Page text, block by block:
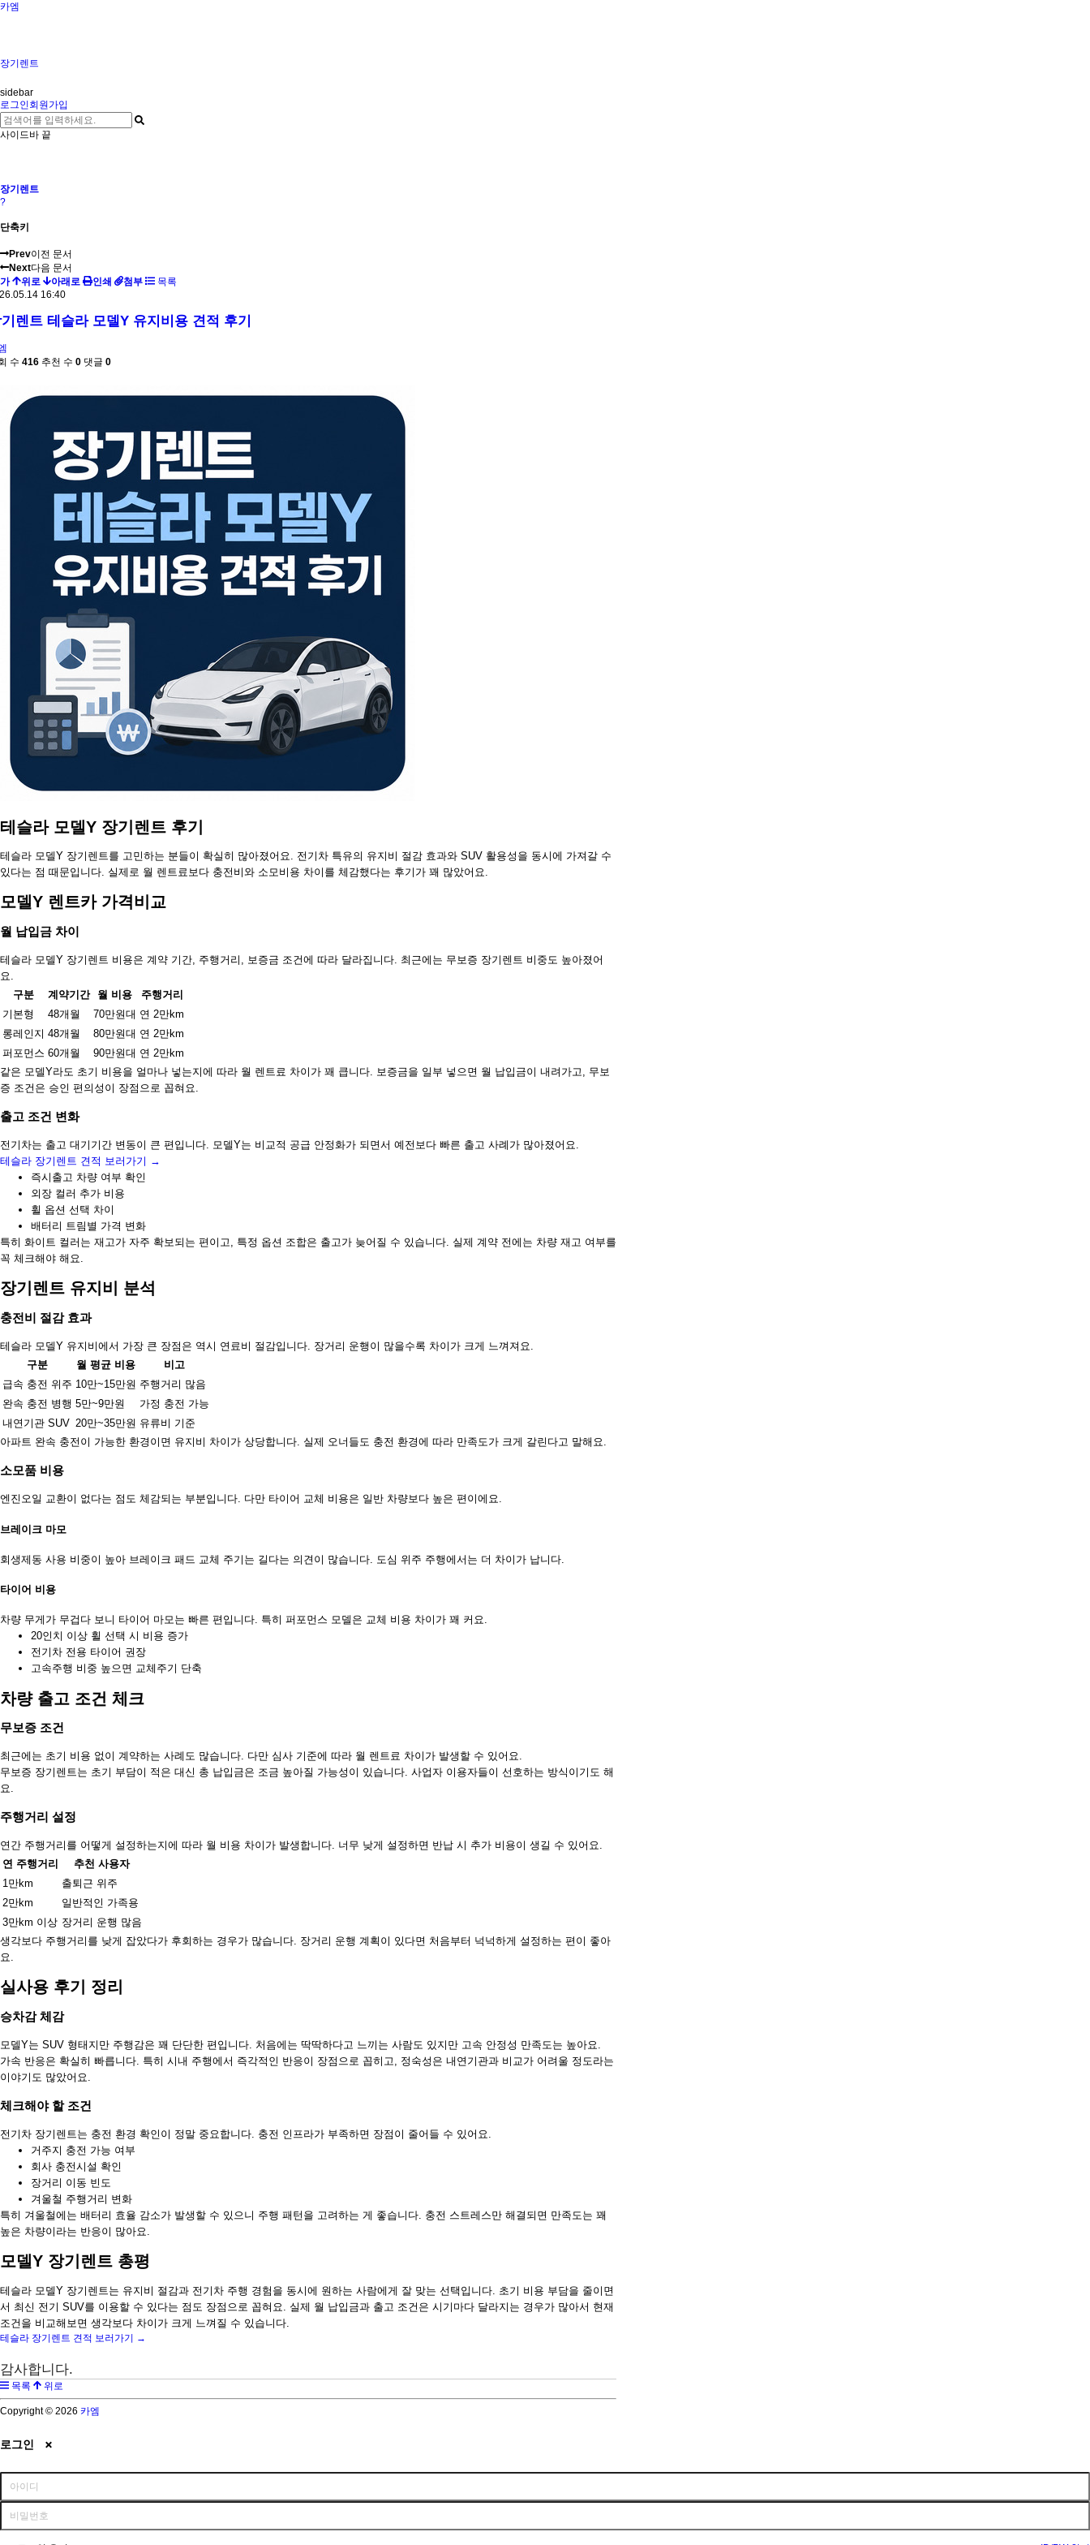
카엠
장기렌트
sidebar
로그인회원가입
사이드바 끝
장기렌트
?
단축키
Prev이전 문서
Next다음 문서
가
위로 아래로 인쇄 첨부
목록
16:40
렌트 테슬라 모델Y 유지비용 견적 후기
수 416 추천 수 0 댓글 0
테슬라 모델Y 장기렌트 후기
테슬라 모델Y 장기렌트를 고민하는 분들이 확실히 많아졌어요. 전기차 특유의 유지비 절감 효과와 SUV 활용성을 동시에 가져갈 수
있다는 점 때문입니다. 실제로 월 렌트료보다 충전비와 소모비용 차이를 체감했다는 후기가 꽤 많았어요.
모델Y 렌트카 가격비교
월 납입금 차이
테슬라 모델Y 장기렌트 비용은 계약 기간, 주행거리, 보증금 조건에 따라 달라집니다. 최근에는 무보증 장기렌트 비중도 높아졌어
요.
구분
계약기간 월 비용
주행거리
기본형
48개월 70만원대 연 2만km
롱레인지 48개월 80만원대 연 2만km
퍼포먼스 60개월 90만원대 연 2만km
같은 모델Y라도 초기 비용을 얼마나 넣는지에 따라 월 렌트료 차이가 꽤 큽니다. 보증금을 일부 넣으면 월 납입금이 내려가고, 무보
증 조건은 승인 편의성이 장점으로 꼽혀요.
출고 조건 변화
전기차는 출고 대기기간 변동이 큰 편입니다. 모델Y는 비교적 공급 안정화가 되면서 예전보다 빠른 출고 사례가 많아졌어요.
테슬라 장기렌트 견적 보러가기 →
즉시출고 차량 여부 확인
외장 컬러 추가 비용
휠 옵션 선택 차이
배터리 트림별 가격 변화
특히 화이트 컬러는 재고가 자주 확보되는 편이고, 특정 옵션 조합은 출고가 늦어질 수 있습니다. 실제 계약 전에는 차량 재고 여부를
꼭 체크해야 해요.
장기렌트 유지비 분석
충전비 절감 효과
테슬라 모델Y 유지비에서 가장 큰 장점은 역시 연료비 절감입니다. 장거리 운행이 많을수록 차이가 크게 느껴져요.
구분
월 평균 비용
비고
급속 충전 위주 10만~15만원 주행거리 많음
완속 충전 병행 5만~9만원
가정 충전 가능
내연기관 SUV 20만~35만원 유류비 기준
아파트 완속 충전이 가능한 환경이면 유지비 차이가 상당합니다. 실제 오너들도 충전 환경에 따라 만족도가 크게 갈린다고 말해요.
소모품 비용
엔진오일 교환이 없다는 점도 체감되는 부분입니다. 다만 타이어 교체 비용은 일반 차량보다 높은 편이에요.
브레이크 마모
회생제동 사용 비중이 높아 브레이크 패드 교체 주기는 길다는 의견이 많습니다. 도심 위주 주행에서는 더 차이가 납니다.
타이어 비용
차량 무게가 무겁다 보니 타이어 마모는 빠른 편입니다. 특히 퍼포먼스 모델은 교체 비용 차이가 꽤 커요.
20인치 이상 휠 선택 시 비용 증가
전기차 전용 타이어 권장
고속주행 비중 높으면 교체주기 단축
차량 출고 조건 체크
무보증 조건
최근에는 초기 비용 없이 계약하는 사례도 많습니다. 다만 심사 기준에 따라 월 렌트료 차이가 발생할 수 있어요.
무보증 장기렌트는 초기 부담이 적은 대신 총 납입금은 조금 높아질 가능성이 있습니다. 사업자 이용자들이 선호하는 방식이기도 해
요.
주행거리 설정
연간 주행거리를 어떻게 설정하는지에 따라 월 비용 차이가 발생합니다. 너무 낮게 설정하면 반납 시 추가 비용이 생길 수 있어요.
연 주행거리
추천 사용자
1만km
출퇴근 위주
2만km
일반적인 가족용
3만km 이상 장거리 운행 많음
생각보다 주행거리를 낮게 잡았다가 후회하는 경우가 많습니다. 장거리 운행 계획이 있다면 처음부터 넉넉하게 설정하는 편이 좋아
요.
실사용 후기 정리
승차감 체감
모델Y는 SUV 형태지만 주행감은 꽤 단단한 편입니다. 처음에는 딱딱하다고 느끼는 사람도 있지만 고속 안정성 만족도는 높아요.
가속 반응은 확실히 빠릅니다. 특히 시내 주행에서 즉각적인 반응이 장점으로 꼽히고, 정숙성은 내연기관과 비교가 어려울 정도라는
이야기도 많았어요.
체크해야 할 조건
전기차 장기렌트는 충전 환경 확인이 정말 중요합니다. 충전 인프라가 부족하면 장점이 줄어들 수 있어요.
거주지 충전 가능 여부
회사 충전시설 확인
장거리 이동 빈도
겨울철 주행거리 변화
특히 겨울철에는 배터리 효율 감소가 발생할 수 있으니 주행 패턴을 고려하는 게 좋습니다. 충전 스트레스만 해결되면 만족도는 꽤
높은 차량이라는 반응이 많아요.
모델Y 장기렌트 총평
테슬라 모델Y 장기렌트는 유지비 절감과 전기차 주행 경험을 동시에 원하는 사람에게 잘 맞는 선택입니다. 초기 비용 부담을 줄이면
서 최신 전기 SUV를 이용할 수 있다는 점도 장점으로 꼽혀요. 실제 월 납입금과 출고 조건은 시기마다 달라지는 경우가 많아서 현재
조건을 비교해보면 생각보다 차이가 크게 느껴질 수 있습니다.
테슬라 장기렌트 견적 보러가기 →
감사합니다.
목록 위로
Copyright © 2026 카엠
로그인